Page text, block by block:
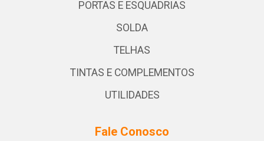
PORTAS E ESQUADRIAS
SOLDA
TELHAS
TINTAS E COMPLEMENTOS
UTILIDADES
Fale Conosco